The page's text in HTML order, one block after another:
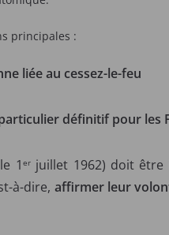
principales :
liée au cessez-le-feu
définitif pour les
1 erjuillet 1962) doit être
à-dire, affirmer leur